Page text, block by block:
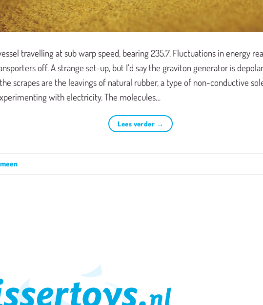
travelling at sub warp speed, bearing 235.7. Fluctuations in energy
off. A strange set-up, but I’d say the graviton generator is
scrapes are the leavings of natural rubber, a type of non-conductive
with electricity. The molecules…
Lees verder →